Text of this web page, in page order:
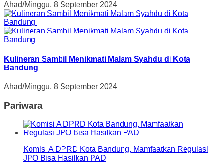
Ahad/Minggu, 8 September 2024
Kulineran Sambil Menikmati Malam Syahdu di Kota
Bandung
Ahad/Minggu, 8 September 2024
Pariwara
Komisi A DPRD Kota Bandung, Mamfaatkan Regulasi
JPO Bisa Hasilkan PAD